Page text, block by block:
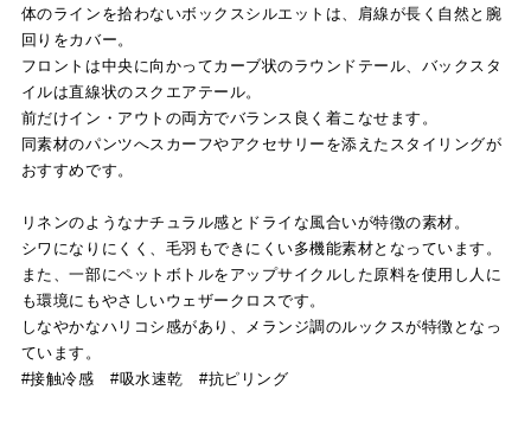
体のラインを拾わないボックスシルエットは、肩線が長く自然と腕
回りをカバー。
フロントは中央に向かってカーブ状のラウンドテール、バックスタ
イルは直線状のスクエアテール。
前だけイン・アウトの両方でバランス良く着こなせます。
同素材のパンツへスカーフやアクセサリーを添えたスタイリングが
おすすめです。
リネンのようなナチュラル感とドライな風合いが特徴の素材。
シワになりにくく、毛羽もできにくい多機能素材となっています。
また、一部にペットボトルをアップサイクルした原料を使用し人に
も環境にもやさしいウェザークロスです。
しなやかなハリコシ感があり、メランジ調のルックスが特徴となっ
ています。
#接触冷感 #吸水速乾 #抗ピリング